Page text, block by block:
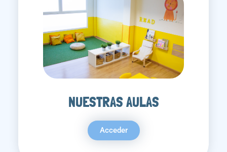
NUESTRAS AULAS
Acceder